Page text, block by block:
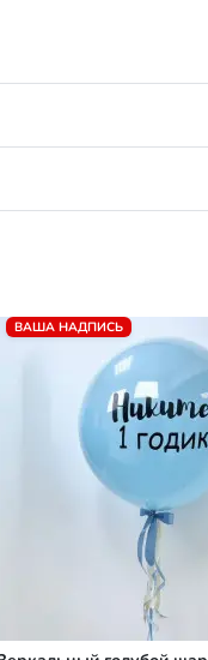
ВАША НАДПИСЬ